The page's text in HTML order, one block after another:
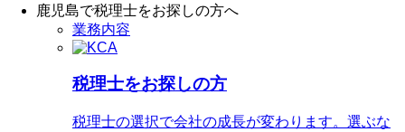
鹿児島で税理士をお探しの方へ
業務内容
税理士をお探しの方
税理士の選択で会社の成長が変わります。選ぶな